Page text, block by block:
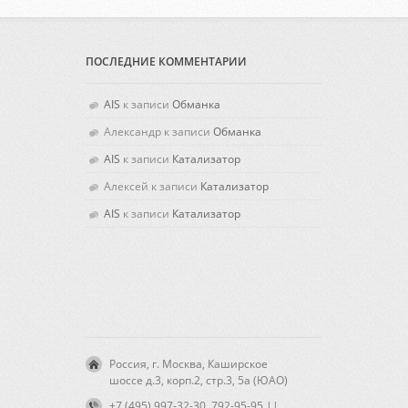
ПОСЛЕДНИЕ КОММЕНТАРИИ
AIS к записи Обманка
Александр к записи Обманка
AIS к записи Катализатор
Алексей к записи Катализатор
AIS к записи Катализатор
Россия, г. Москва, Каширское
шоссе д.3, корп.2, стр.3, 5а (ЮАО)